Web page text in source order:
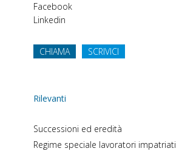
Facebook
Linkedin
CHIAMA SCRIVICI
Rilevanti
Successioni ed eredità
Regime speciale lavoratori impatriati